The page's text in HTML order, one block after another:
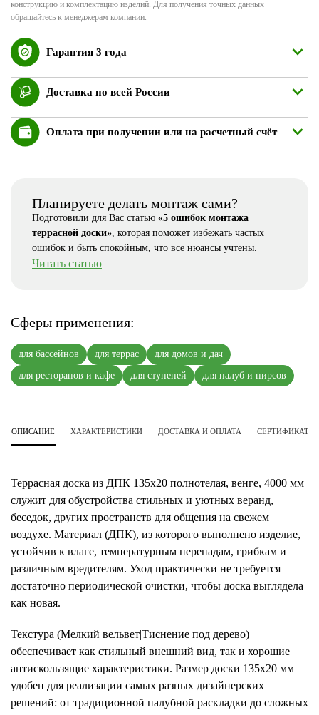
конструкцию и комплектацию изделий. Для получения точных данных
обращайтесь к менеджерам компании.
Гарантия 3 года
Доставка по всей России
Оплата при получении или на расчетный счёт
Планируете делать монтаж сами?
Подготовили для Вас статью «5 ошибок монтажа
террасной доски», которая поможет избежать частых
ошибок и быть спокойным, что все нюансы учтены.
Читать статью
Сферы применения:
для бассейнов для террас
для домов и дач
для ресторанов и кафе
для ступеней для палуб и пирсов
ОПИСАНИЕ ХАРАКТЕРИСТИКИ ДОСТАВКА И ОПЛАТА СЕРТИФИКАТЫ
Террасная доска из ДПК 135х20 полнотелая, венге, 4000 мм
служит для обустройства стильных и уютных веранд,
беседок, других пространств для общения на свежем
воздухе. Материал (ДПК), из которого выполнено изделие,
устойчив к влаге, температурным перепадам, грибкам и
различным вредителям. Уход практически не требуется —
достаточно периодической очистки, чтобы доска выглядела
как новая.
Текстура (Мелкий вельвет|Тиснение под дерево)
обеспечивает как стильный внешний вид, так и хорошие
антискользящие характеристики. Размер доски 135х20 мм
удобен для реализации самых разных дизайнерских
решений: от традиционной палубной раскладки до сложных